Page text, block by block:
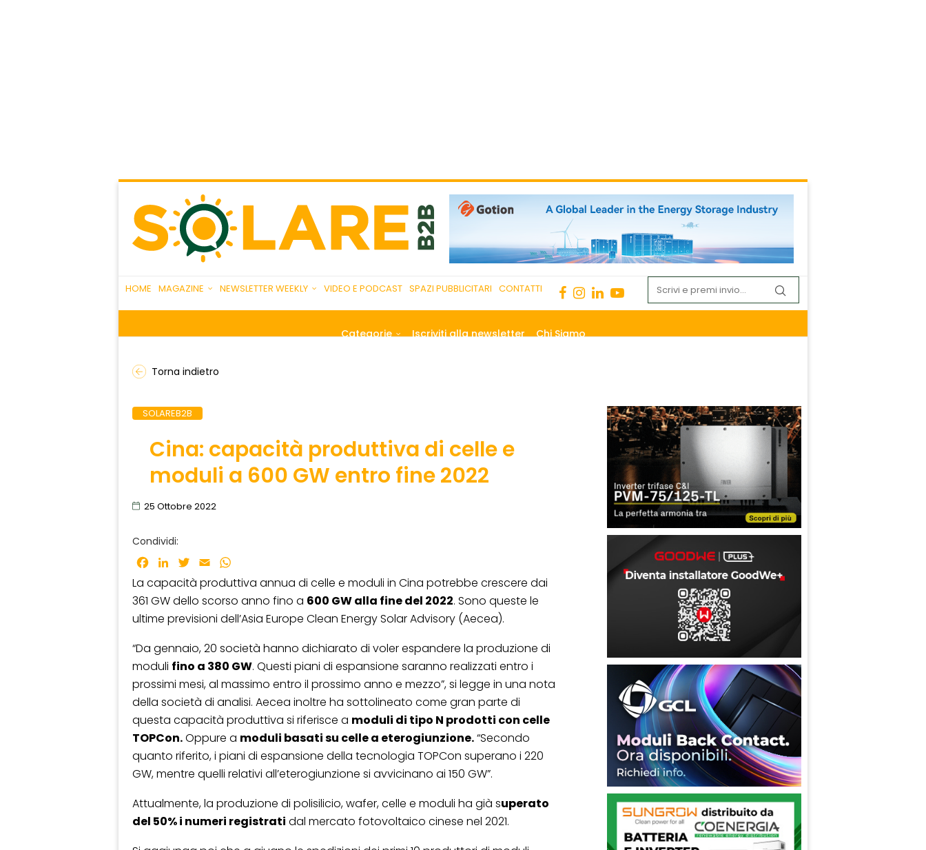
HOME MAGAZINE NEWSLETTER WEEKLY VIDEO E PODCAST SPAZI PUBBLICITARI CONTATTI
Categorie Iscriviti alla newsletter Chi Siamo
Torna indietro
SOLAREB2B
Cina: capacità produttiva di celle e
moduli a 600 GW entro fine 2022
25 Ottobre 2022
Condividi:
Facebook
LinkedInTwitter
Email
La capacità produttiva annua di celle e moduli in Cina potrebbe crescere dai
361 GW dello scorso anno fino a 600 GW alla fine del 2022. Sono queste le
ultime previsioni dell’Asia Europe Clean Energy Solar Advisory (Aecea).
“Da gennaio, 20 società hanno dichiarato di voler espandere la produzione di
moduli fino a 380 GW. Questi piani di espansione saranno realizzati entro i
prossimi mesi, al massimo entro il prossimo anno e mezzo”, si legge in una nota
della società di analisi. Aecea inoltre ha sottolineato come gran parte di
questa capacità produttiva si riferisce a moduli di tipo N prodotti con celle
TOPCon.Oppure a moduli basati su celle a eterogiunzione.“Secondo
quanto riferito, i piani di espansione della tecnologia TOPCon superano i 220
GW, mentre quelli relativi all’eterogiunzione si avvicinano ai 150 GW”.
Attualmente, la produzione di polisilicio, wafer, celle e moduli ha già superato
del 50% i numeri registrati dal mercato fotovoltaico cinese nel 2021.